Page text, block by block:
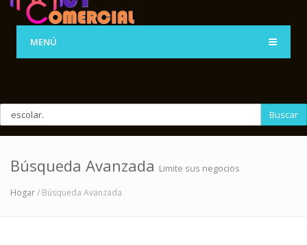
MENÚ
Buscar
Búsqueda Avanzada Limite sus negocios
Hogar/ Búsqueda Avanzada